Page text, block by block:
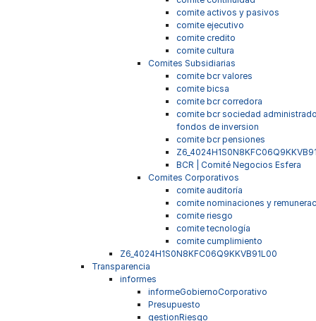
comite activos y pasivos
comite ejecutivo
comite credito
comite cultura
Comites Subsidiarias
comite bcr valores
comite bicsa
comite bcr corredora
comite bcr sociedad
fondos de inversion
comite bcr pensiones
BCR | Comité Negocios Esfera
Comites Corporativos
comite auditoría
comite nominaciones y
comite riesgo
comite tecnología
comite cumplimiento
Z6_4024H1S0N8KFC06Q9KKVB91L00
Transparencia
informes
informeGobiernoCorporativo
Presupuesto
gestionRiesgo